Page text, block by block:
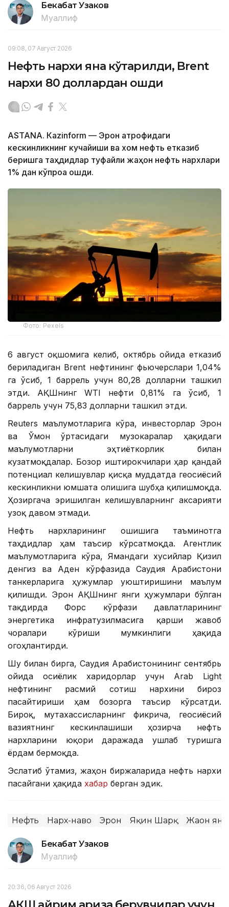
Бекабат Узаков
Муаллиф
09:08, 07 Август 2026
Нефть нархи яна кўтарилди, Brent
нархи 80 доллардан ошди
ASTANА. Кazinform — Эрон атрофидаги
кескинликнинг кучайиши ва хом нефть етказиб
беришга таҳдидлар туфайли жаҳон нефть нархлари
1% дан кўпроққа ошди.
Фото: Pexels
6 август оқшомига келиб, октябрь ойида етказиб
бериладиган Brent нефтининг фьючерслари 1,04%
га ўсиб, 1 баррель учун 80,28 долларни ташкил
этди. АҚШнинг WTI нефти 0,81% га ўсиб, 1
баррель учун 75,83 долларни ташкил этди.
Reuters маълумотларига кўра, инвесторлар Эрон
ва Ўмон ўртасидаги музокаралар ҳақидаги
маълумотларни эҳтиёткорлик билан
кузатмоқдалар. Бозор иштирокчилари ҳар қандай
потенциал келишувлар қисқа муддатда геосиёсий
кескинликни юмшата олишига шубҳа қилишмоқда.
Ҳозиргача эришилган келишувларнинг аксарияти
узоқ давом этмади.
Нефть нархларининг ошишига таъминотга
таҳдидлар ҳам таъсир кўрсатмоқда. Агентлик
маълумотларига кўра, Ямандаги хусийлар Қизил
денгиз ва Аден кўрфазида Саудия Арабистони
танкерларига ҳужумлар уюштиришини маълум
қилишди. Эрон АҚШнинг янги ҳужумлари бўлган
тақдирда Форс кўрфази давлатларининг
энергетика инфратузилмасига қарши жавоб
чоралари кўриши мумкинлиги ҳақида
огоҳлантирди.
Шу билан бирга, Саудия Арабистонининг сентябрь
ойида осиёлик харидорлар учун Arab Light
нефтининг расмий сотиш нархини бироз
пасайтириши ҳам бозорга таъсир кўрсатди.
Бироқ, мутахассисларнинг фикрича, геосиёсий
вазиятнинг кескинлашиши ҳозирча нефть
нархларини юқори даражада ушлаб туришга
ёрдам бермоқда.
Эслатиб ўтамиз, жаҳон биржаларида нефть нархи
пасайгани ҳақида хабар берган эдик.
Нефть Нарх-наво Эрон Яқин Шарқ Жаҳон
Бекабат Узаков
Муаллиф
20:36, 06 Август 2026